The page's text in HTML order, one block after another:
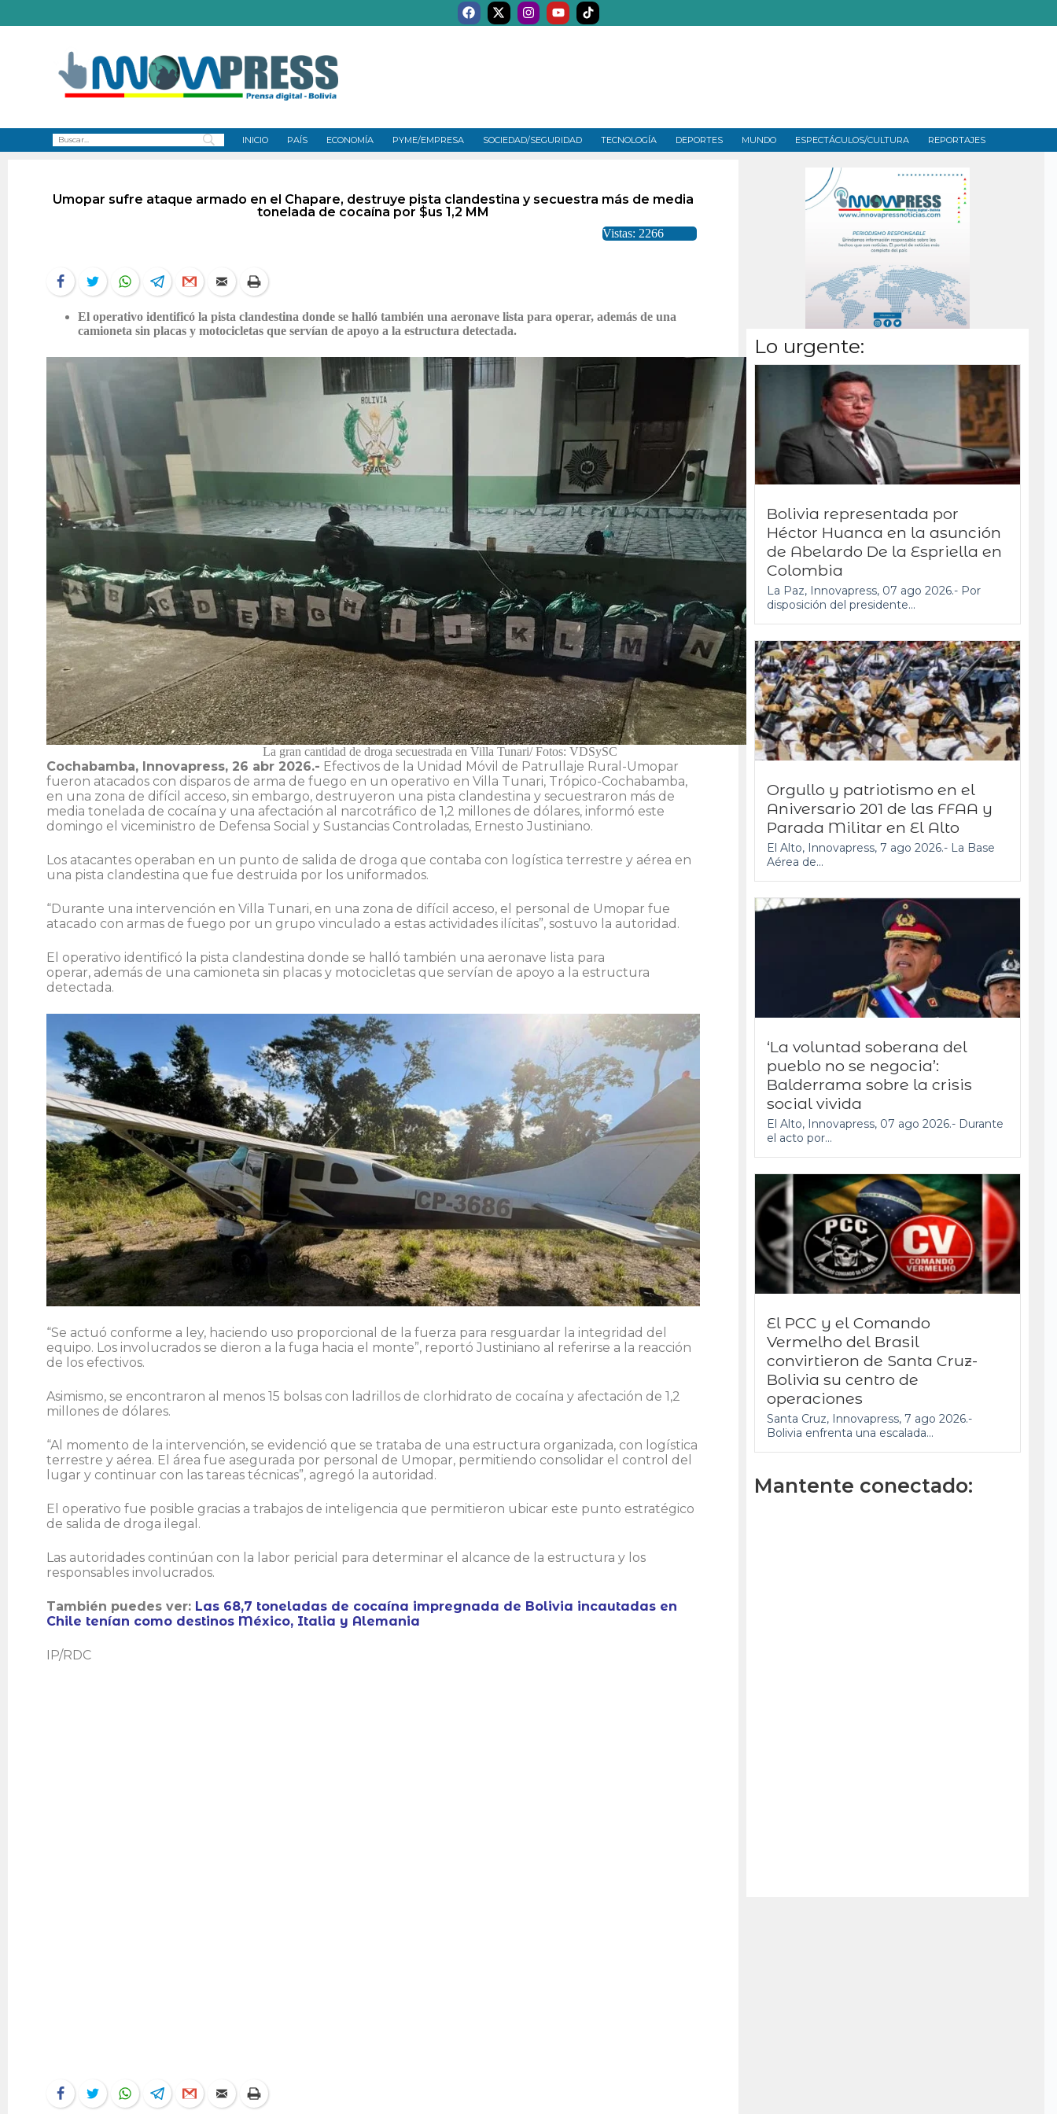
INICIO PAÍS ECONOMÍA PYME/EMPRESA SOCIEDAD/SEGURIDAD TECNOLOGÍA DEPORTES MUNDO ESPECTÁCULOS/CULTURA REPORTAJES
Umopar sufre ataque armado en el Chapare, destruye pista clandestina y secuestra más de media
tonelada de cocaína por $us 1,2 MM
Vistas: 2266
El operativo identificó la pista clandestina donde se halló también una aeronave lista para operar, además de una
camioneta sin placas y motocicletas que servían de apoyo a la estructura detectada.
La gran cantidad de droga secuestrada en Villa Tunari/ Fotos: VDSySC
Cochabamba, Innovapress, 26 abr 2026.- Efectivos de la Unidad Móvil de Patrullaje Rural-Umopar
fueron atacados con disparos de arma de fuego en un operativo en Villa Tunari, Trópico-Cochabamba,
en una zona de difícil acceso, sin embargo, destruyeron una pista clandestina y secuestraron más de
media tonelada de cocaína y una afectación al narcotráfico de 1,2 millones de dólares, informó este
domingo el viceministro de Defensa Social y Sustancias Controladas, Ernesto Justiniano.
Los atacantes operaban en un punto de salida de droga que contaba con logística terrestre y aérea en
una pista clandestina que fue destruida por los uniformados.
“Durante una intervención en Villa Tunari, en una zona de difícil acceso, el personal de Umopar fue
atacado con armas de fuego por un grupo vinculado a estas actividades ilícitas”, sostuvo la autoridad.
El operativo identificó la pista clandestina donde se halló también una aeronave lista para
operar, además de una camioneta sin placas y motocicletas que servían de apoyo a la estructura
detectada.
“Se actuó conforme a ley, haciendo uso proporcional de la fuerza para resguardar la integridad del
equipo. Los involucrados se dieron a la fuga hacia el monte”, reportó Justiniano al referirse a la reacción
de los efectivos.
Asimismo, se encontraron al menos 15 bolsas con ladrillos de clorhidrato de cocaína y afectación de 1,2
millones de dólares.
“Al momento de la intervención, se evidenció que se trataba de una estructura organizada, con logística
terrestre y aérea. El área fue asegurada por personal de Umopar, permitiendo consolidar el control del
lugar y continuar con las tareas técnicas”, agregó la autoridad.
El operativo fue posible gracias a trabajos de inteligencia que permitieron ubicar este punto estratégico
de salida de droga ilegal.
Las autoridades continúan con la labor pericial para determinar el alcance de la estructura y los
responsables involucrados.
También puedes ver: Las 68,7 toneladas de cocaína impregnada de Bolivia incautadas en
Chile tenían como destinos México, Italia y Alemania
IP/RDC
Lo urgente:
Bolivia representada por
Héctor Huanca en la asunción
de Abelardo De la Espriella en
Colombia
La Paz, Innovapress, 07 ago 2026.- Por
disposición del presidente...
Orgullo y patriotismo en el
Aniversario 201 de las FFAA y
Parada Militar en El Alto
El Alto, Innovapress, 7 ago 2026.- La Base
Aérea de...
‘La voluntad soberana del
pueblo no se negocia’:
Balderrama sobre la crisis
social vivida
El Alto, Innovapress, 07 ago 2026.- Durante
el acto por...
El PCC y el Comando
Vermelho del Brasil
convirtieron de Santa Cruz-
Bolivia su centro de
operaciones
Santa Cruz, Innovapress, 7 ago 2026.-
Bolivia enfrenta una escalada...
Mantente conectado: